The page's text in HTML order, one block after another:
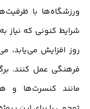
ورزشگاه‌ها با
شرایط کنونی که نیاز
روز افزایش می‌یابد،
فرهنگی عمل کنند.
مانند کنسرت‌ها و